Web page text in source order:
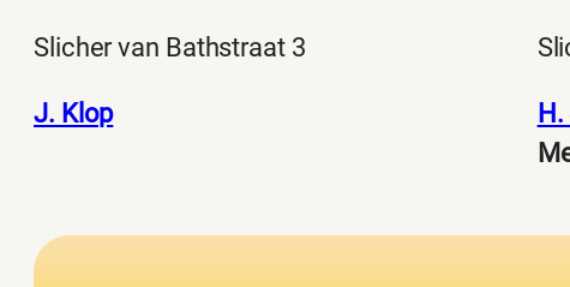
Slicher van Bathstraat 3
J. Klop